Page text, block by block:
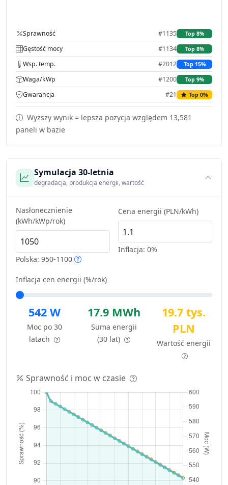
Sprawność #1135 Top 8%
Gęstość mocy #1134 Top 8%
Wsp. temp. #2012 Top 15%
Waga/kWp #1200 Top 9%
Gwarancja #21 Top 0%
Wyższy wynik = lepsza pozycja względem 13,581
paneli w bazie
Symulacja 30-letnia
degradacja, produkcja energii, wartość
Nasłonecznienie
(kWh/kWp/rok)
Polska: 950-1100
Cena energii (PLN/kWh)
Inflacja: 0%
Inflacja cen energii (%/rok)
542 W
Moc po 30
latach
17.9 MWh
Suma energii
(30 lat)
19.7 tys.
PLN
Wartość energii
Sprawność i moc w czasie